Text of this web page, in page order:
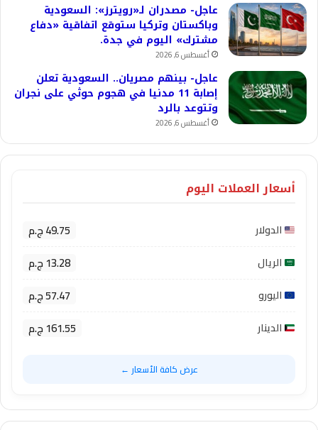
عاجل- مصدران لـ«رويترز»: السعودية
وباكستان وتركيا ستوقع اتفاقية «دفاع
مشترك» اليوم في جدة.
أغسطس 6, 2026
عاجل- بينهم مصريان.. السعودية تعلن
إصابة 11 مدنيا في هجوم حوثي على نجران
وتتوعد بالرد
أغسطس 6, 2026
أسعار العملات اليوم
الدولار 49.75 ج.م
الريال 13.28 ج.م
اليورو 57.47 ج.م
الدينار 161.55 ج.م
عرض كافة الأسعار ←